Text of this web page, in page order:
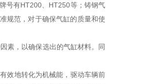
号有HT200、HT250等；铸钢气
规范，对于确保气缸的质量和使
素，以确保选出的气缸材料。同
效地转化为机械能，驱动车辆前